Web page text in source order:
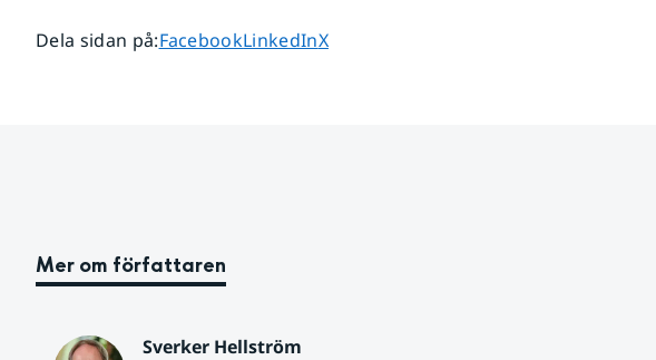
Dela sidan på:Dela sidan på
FacebookDela sidan på
LinkedInDela sidan på
X
Mer om författaren
Sverker Hellström